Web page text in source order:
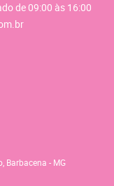
de 09:00 às 16:00
Barbacena - MG